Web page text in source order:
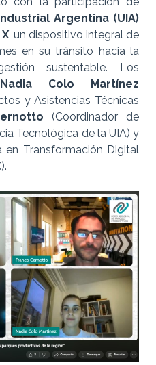
Argentina (UIA)
, un dispositivo integral de
en su tránsito hacia la
sustentable. Los
Nadia Colo Martínez
y Asistencias Técnicas
(Coordinador de
Tecnológica de la UIA) y
en Transformación Digital